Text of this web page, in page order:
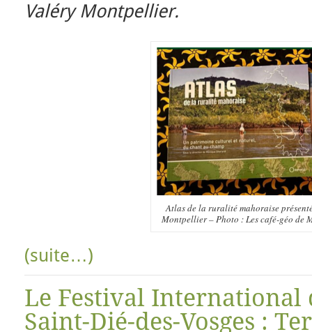
Valéry Montpellier.
Atlas de la ruralité mahoraise
Montpellier – Photo : Les café-géo de
(suite…)
Le Festival International
Saint-Dié-des-Vosges :